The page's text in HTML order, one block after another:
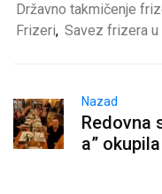
Državno takmičenje
Frizeri, Savez frizera u
Nazad
Redovna
a”